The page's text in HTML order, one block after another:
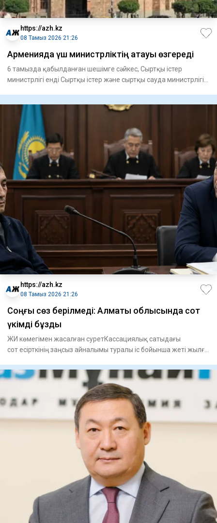
https://azh.kz
08 Тамыз 2026 21:26
Арменияда үш министрліктің атауы өзгереді
6 тамызда қабылданған шешімге сәйкес, Сыртқы істер
министрлігі енді Сыртқы істер және сыртқы сауда министрлігі
https://azh.kz
08 Тамыз 2026 21:26
​Соңғы сөз берілмеді: Алматы облысында сот
үкімді бұзды
ЖИ көмегімен жасалған суретКассациялық сатыдағы
сот есірткінің заңсыз айналымы туралы іс бойынша жеті жылға